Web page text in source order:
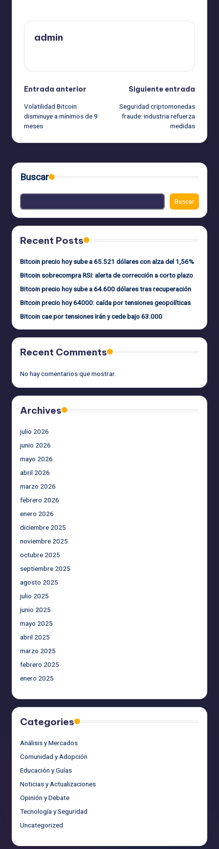
admin
Navegación
de
entradas
Entrada anterior
Volatilidad Bitcoin
disminuye a mínimos de 9
meses
Siguiente entrada
Seguridad criptomonedas
fraude: industria refuerza
medidas
Buscar
Buscar
Recent Posts
Bitcoin precio hoy sube a 65.521 dólares con alza del 1,56%
Bitcoin sobrecompra RSI: alerta de corrección a corto plazo
Bitcoin precio hoy sube a 64.600 dólares tras recuperación
Bitcoin precio hoy 64000: caída por tensiones geopolíticas
Bitcoin cae por tensiones Irán y cede bajo 63.000
Recent Comments
No hay comentarios que mostrar.
Archives
julio 2026
junio 2026
mayo 2026
abril 2026
marzo 2026
febrero 2026
enero 2026
diciembre 2025
noviembre 2025
octubre 2025
septiembre 2025
agosto 2025
julio 2025
junio 2025
mayo 2025
abril 2025
marzo 2025
febrero 2025
enero 2025
Categories
Análisis y Mercados
Comunidad y Adopción
Educación y Guías
Noticias y Actualizaciones
Opinión y Debate
Tecnología y Seguridad
Uncategorized